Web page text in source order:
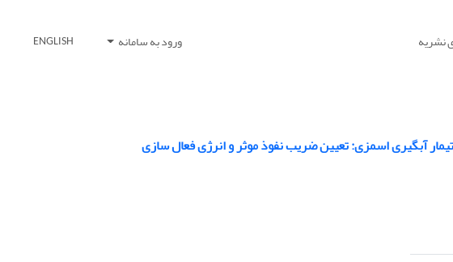
نشریه ورود به سامانه ENGLISH
آبگیری اسمزی: تعیین ضریب نفوذ موثر و انرژی فعال‏ سازی